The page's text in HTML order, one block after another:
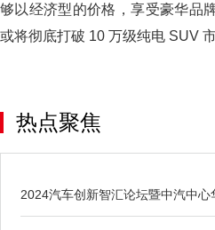
够以经济型的价格，享受豪华品
或将彻底打破 10 万级纯电 SUV
热点聚焦
2024汽车创新智汇论坛暨中汽中心